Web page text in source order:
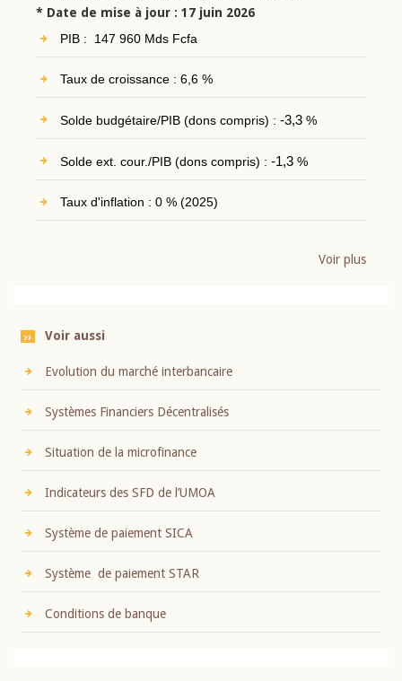
* Date de mise à jour : 17 juin 2026
PIB : 147 960 Mds Fcfa
Taux de croissance : 6,6 %
Solde budgétaire/PIB (dons compris) : -3,3%
Solde ext. cour./PIB (dons compris) : -1,3%
Taux d'inflation : 0 % (2025)
Voir plus
Voir aussi
Evolution du marché interbancaire
Systèmes Financiers Décentralisés
Situation de la microfinance
Indicateurs des SFD de l’UMOA
Système de paiement SICA
Système de paiement STAR
Conditions de banque